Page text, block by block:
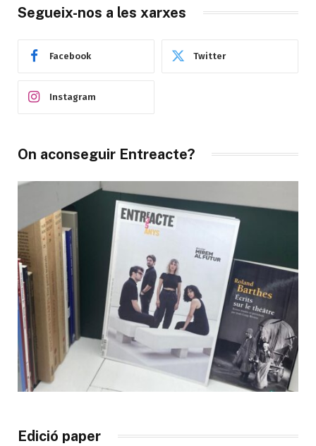
Segueix-nos a les xarxes
Facebook Twitter
Instagram
On aconseguir Entreacte?
Edició paper